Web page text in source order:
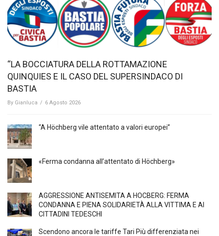
“LA BOCCIATURA DELLA ROTTAMAZIONE
QUINQUIES E IL CASO DEL SUPERSINDACO DI
BASTIA
By Gianluca / 6 Agosto 2026
“A Höchberg vile attentato a valori europei”
«Ferma condanna all’attentato di Höchberg»
AGGRESSIONE ANTISEMITA A HÖCBERG: FERMA
CONDANNA E PIENA SOLIDARIETÀ ALLA VITTIMA E AI
CITTADINI TEDESCHI
Scendono ancora le tariffe Tari Più differenziata nei